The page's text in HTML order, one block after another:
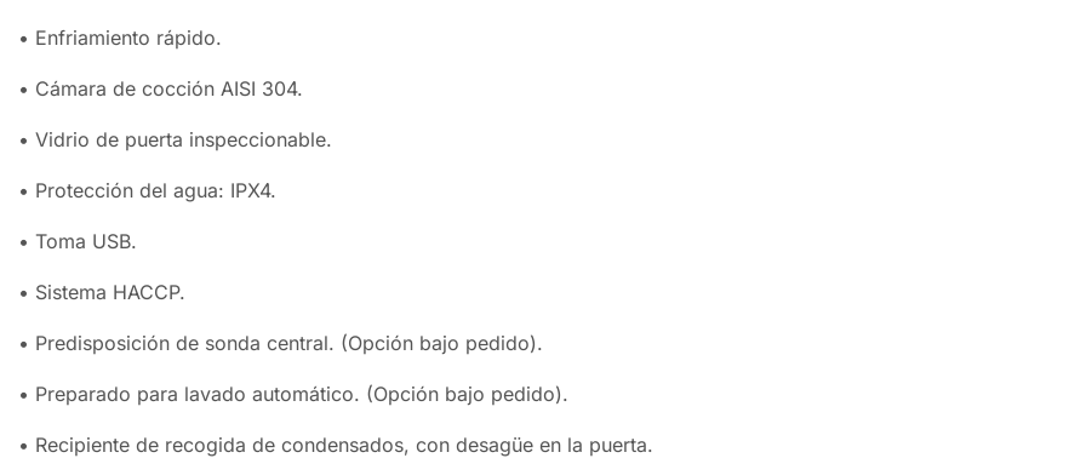
• Enfriamiento rápido.
• Cámara de cocción AISI 304.
• Vidrio de puerta inspeccionable.
• Protección del agua: IPX4.
• Toma USB.
• Sistema HACCP.
• Predisposición de sonda central. (Opción bajo pedido).
• Preparado para lavado automático. (Opción bajo pedido).
• Recipiente de recogida de condensados, con desagüe en la puerta.